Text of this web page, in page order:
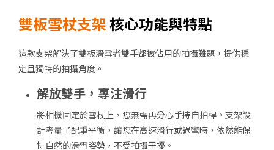
雙板雪杖支架核心功能與特點
這款支架解決了雙板滑雪者雙手都被佔用的拍攝難題，提供穩
定且獨特的拍攝角度。
解放雙手，專注滑行
將相機固定於雪杖上，您無需再分心手持自拍桿。支架設
計考量了配重平衡，讓您在高速滑行或過彎時，依然能保
持自然的滑雪姿勢，不受拍攝干擾。